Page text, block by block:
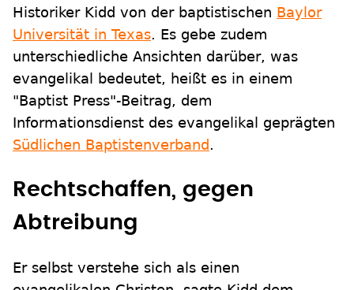
Historiker Kidd von der baptistischen Baylor
Universität in Texas. Es gebe zudem
unterschiedliche Ansichten darüber, was
evangelikal bedeutet, heißt es in einem
"Baptist Press"-Beitrag, dem
Informationsdienst des evangelikal geprägten
Südlichen Baptistenverband.
Rechtschaffen, gegen
Abtreibung
Er selbst verstehe sich als einen